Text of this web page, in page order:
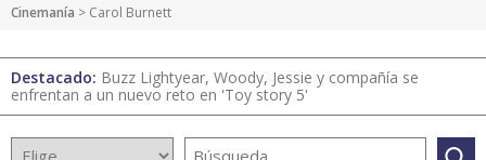
Cinemanía > Carol Burnett
Destacado: Buzz Lightyear, Woody, Jessie y compañía se
enfrentan a un nuevo reto en 'Toy story 5'